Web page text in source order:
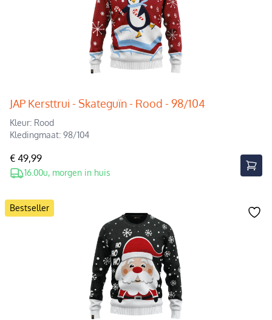
JAP Kersttrui - Skateguïn - Rood - 98/104
Kleur: Rood
Kledingmaat: 98/104
€ 49,99
16.00u, morgen in huis
Bestseller